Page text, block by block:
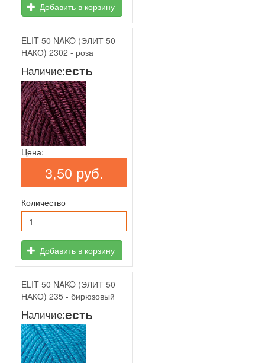
Добавить в корзину
ELIT 50 NAKO (ЭЛИТ 50
НАКО) 2302 - роза
Наличие:есть
Цена:
3,50 руб.
Количество
Добавить в корзину
ELIT 50 NAKO (ЭЛИТ 50
НАКО) 235 - бирюзовый
Наличие:есть